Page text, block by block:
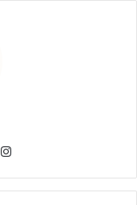
Instagram